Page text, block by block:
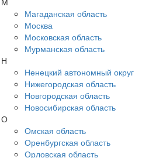
Магаданская область
Москва
Московская область
Мурманская область
Н
Ненецкий автономный округ
Нижегородская область
Новгородская область
Новосибирская область
О
Омская область
Оренбургская область
Орловская область